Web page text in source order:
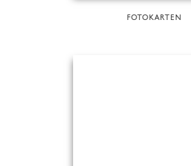
FOTOKARTEN